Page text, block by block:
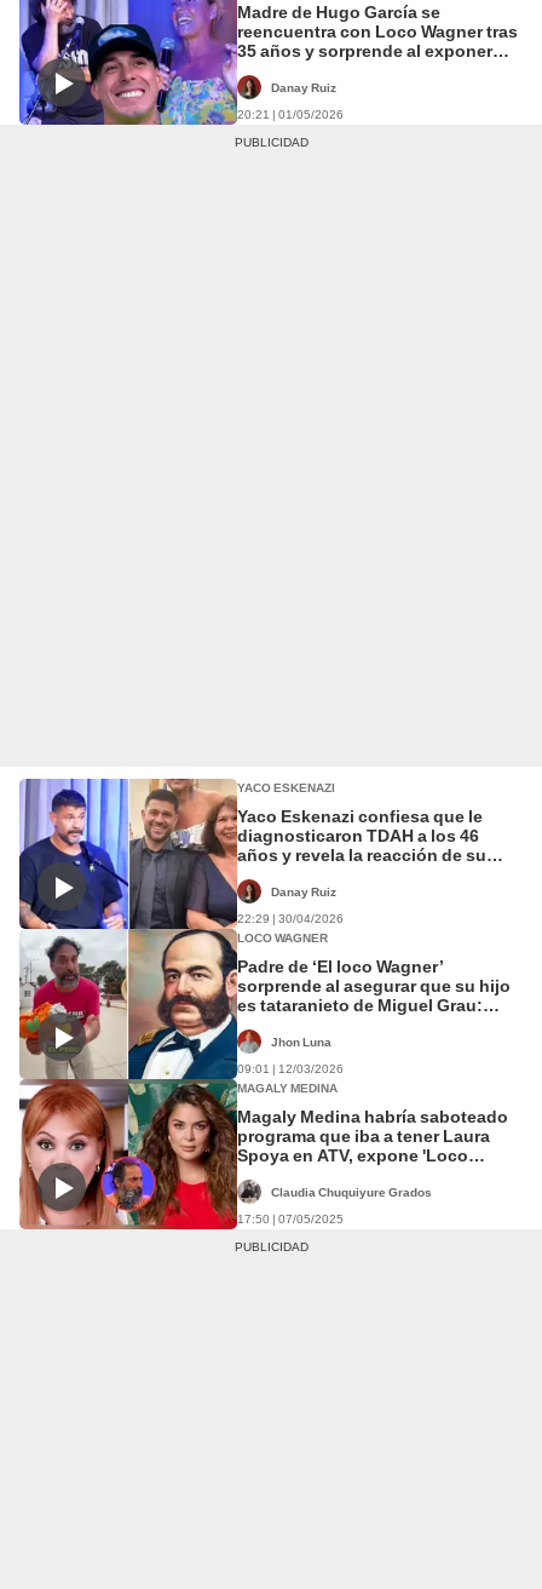
Madre de Hugo García se
reencuentra con Loco Wagner tras
35 años y sorprende al exponer
Danay Ruiz
20:21 | 01/05/2026
YACO ESKENAZI
Yaco Eskenazi confiesa que le
diagnosticaron TDAH a los 46
años y revela la reacción de su
Danay Ruiz
22:29 | 30/04/2026
LOCO WAGNER
Padre de ‘El loco Wagner’
sorprende al asegurar que su hijo
es tataranieto de Miguel Grau:
interesantes”
Jhon Luna
09:01 | 12/03/2026
MAGALY MEDINA
Magaly Medina habría saboteado
programa que iba a tener Laura
Spoya en ATV, expone 'Loco
competencia..."
Claudia Chuquiyure Grados
17:50 | 07/05/2025